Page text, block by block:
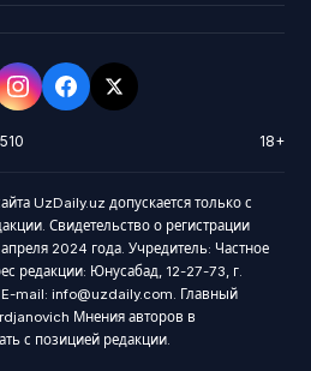
18+
UzDaily.uz допускается только с
Свидетельство о регистрации
2024 года. Учредитель: Частное
редакции: Юнусабад, 12-27-73, г.
E-mail: info@uzdaily.com. Главный
Мнения авторов в
с позицией редакции.